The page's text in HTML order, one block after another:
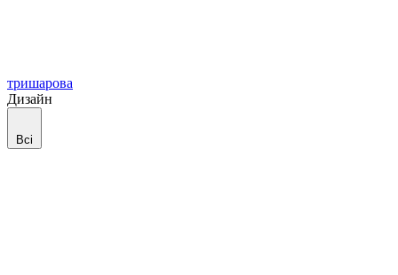
тришарова
Дизайн
Всі